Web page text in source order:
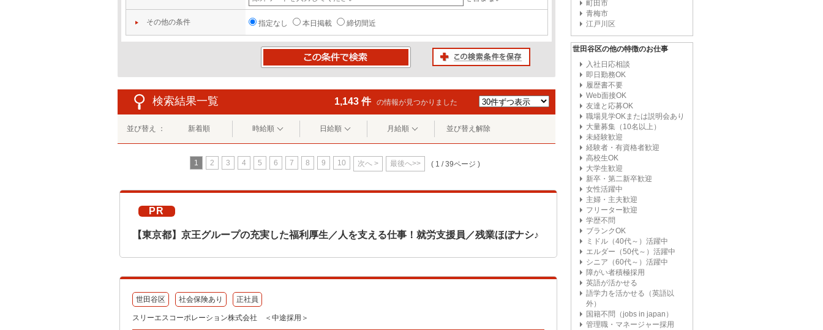
その他の条件 指定なし 本日掲載 締切間近
検索結果一覧 1,143 件 の情報が見つかりました
並び替え ： 新着順 時給順 日給順 月給順 並び替え解除
1 2 3 4 5 6 7 8 9 10 次へ > 最後へ>> ( 1 / 39ページ )
PR
【東京都】京王グループの充実した福利厚生／人を支える仕事！就労支援員／残業ほぼナシ♪
世田谷区 社会保険あり 正社員
スリーエスコーポレーション株式会社 ＜中途採用＞
町田市
青梅市
江戸川区
世田谷区の他の特徴のお仕事
入社日応相談
即日勤務OK
履歴書不要
Web面接OK
友達と応募OK
職場見学OKまたは説明会あり
大量募集（10名以上）
未経験歓迎
経験者・有資格者歓迎
高校生OK
大学生歓迎
新卒・第二新卒歓迎
女性活躍中
主婦・主夫歓迎
フリーター歓迎
学歴不問
ブランクOK
ミドル（40代～）活躍中
エルダー（50代～）活躍中
シニア（60代～）活躍中
障がい者積極採用
英語が活かせる
語学力を活かせる（英語以
外）
国籍不問（jobs in japan）
管理職・マネージャー採用